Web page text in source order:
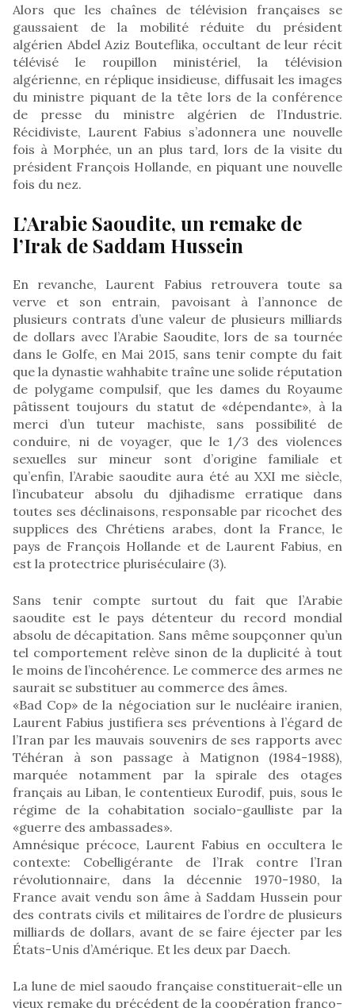
Alors que les chaînes de télévision françaises se
gaussaient de la mobilité réduite du président
algérien Abdel Aziz Bouteflika, occultant de leur récit
télévisé le roupillon ministériel, la télévision
algérienne, en réplique insidieuse, diffusait les images
du ministre piquant de la tête lors de la conférence
de presse du ministre algérien de l’Industrie.
Récidiviste, Laurent Fabius s’adonnera une nouvelle
fois à Morphée, un an plus tard, lors de la visite du
président François Hollande, en piquant une nouvelle
fois du nez.
L’Arabie Saoudite, un remake de
l’Irak de Saddam Hussein
En revanche, Laurent Fabius retrouvera toute sa
verve et son entrain, pavoisant à l’annonce de
plusieurs contrats d’une valeur de plusieurs milliards
de dollars avec l’Arabie Saoudite, lors de sa tournée
dans le Golfe, en Mai 2015, sans tenir compte du fait
que la dynastie wahhabite traîne une solide réputation
de polygame compulsif, que les dames du Royaume
pâtissent toujours du statut de «dépendante», à la
merci d’un tuteur machiste, sans possibilité de
conduire, ni de voyager, que le 1/3 des violences
sexuelles sur mineur sont d’origine familiale et
qu’enfin, l’Arabie saoudite aura été au XXI me siècle,
l’incubateur absolu du djihadisme erratique dans
toutes ses déclinaisons, responsable par ricochet des
supplices des Chrétiens arabes, dont la France, le
pays de François Hollande et de Laurent Fabius, en
est la protectrice pluriséculaire (3).
Sans tenir compte surtout du fait que l’Arabie
saoudite est le pays détenteur du record mondial
absolu de décapitation. Sans même soupçonner qu’un
tel comportement relève sinon de la duplicité à tout
le moins de l’incohérence. Le commerce des armes ne
saurait se substituer au commerce des âmes.
«Bad Cop» de la négociation sur le nucléaire iranien,
Laurent Fabius justifiera ses préventions à l’égard de
l’Iran par les mauvais souvenirs de ses rapports avec
Téhéran à son passage à Matignon (1984-1988),
marquée notamment par la spirale des otages
français au Liban, le contentieux Eurodif, puis, sous le
régime de la cohabitation socialo-gaulliste par la
«guerre des ambassades».
Amnésique précoce, Laurent Fabius en occultera le
contexte: Cobelligérante de l’Irak contre l’Iran
révolutionnaire, dans la décennie 1970-1980, la
France avait vendu son âme à Saddam Hussein pour
des contrats civils et militaires de l’ordre de plusieurs
milliards de dollars, avant de se faire éjecter par les
États-Unis d’Amérique. Et les deux par Daech.
La lune de miel saoudo française constituerait-elle un
vieux remake du précédent de la coopération franco-